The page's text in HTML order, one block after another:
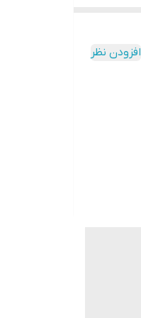
افزودن نظر